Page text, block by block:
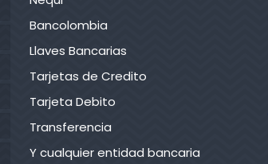
Bancolombia
Llaves Bancarias
Tarjetas de Credito
Tarjeta Debito
Transferencia
Y cualquier entidad bancaria